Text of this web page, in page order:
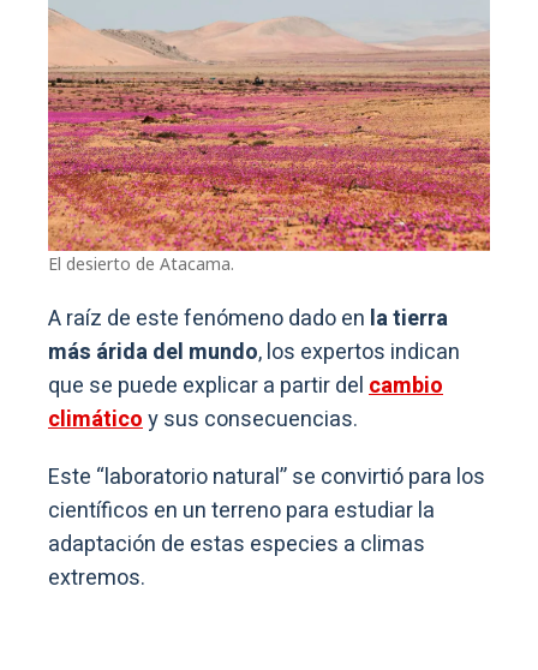
El desierto de Atacama.
A raíz de este fenómeno dado en la tierra
más árida del mundo, los expertos indican
que se puede explicar a partir delcambio
climáticoy sus consecuencias.
Este “laboratorio natural” se convirtió para los
científicos en un terreno para estudiar la
adaptación de estas especies a climas
extremos.